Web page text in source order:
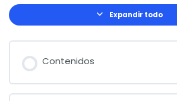
Expandir todo
Lecciones
Contenidos